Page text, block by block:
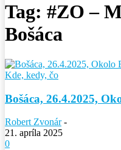
Tag: #ZO –
Bošáca
Kde, kedy, čo
Bošáca, 26.4.2025,
Robert Zvonár -
21. apríla 2025
0